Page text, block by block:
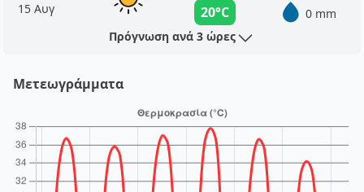
15 Αυγ
20°C
0 mm
Πρόγνωση ανά 3 ώρες
Μετεωγράμματα